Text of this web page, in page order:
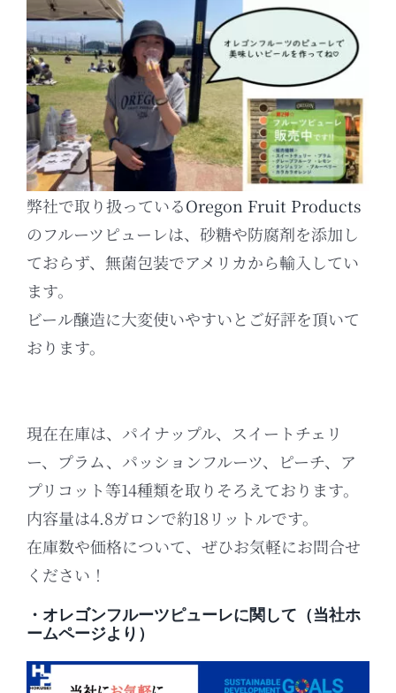
弊社で取り扱っているOregon Fruit Products
のフルーツピューレは、砂糖や防腐剤を添加し
ておらず、無菌包装でアメリカから輸入してい
ます。
ビール醸造に大変使いやすいとご好評を頂いて
おります。
現在在庫は、パイナップル、スイートチェリ
ー、プラム、パッションフルーツ、ピーチ、ア
プリコット等14種類を取りそろえております。
内容量は4.8ガロンで約18リットルです。
在庫数や価格について、ぜひお気軽にお問合せ
ください！
・オレゴンフルーツピューレに関して（当社ホ
ームページより）